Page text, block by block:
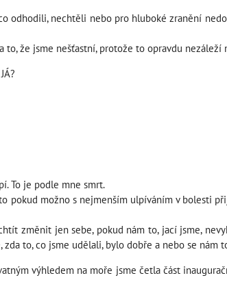
odhodili, nechtěli nebo pro hluboké zranění
že jsme nešťastní, protože to opravdu
To je podle mne smrt.
pokud možno s nejmenším ulpíváním v bolesti
změnit jen sebe, pokud nám to, jací jsme,
to, co jsme udělali, bylo dobře a nebo se nám
výhledem na moře jsme četla část